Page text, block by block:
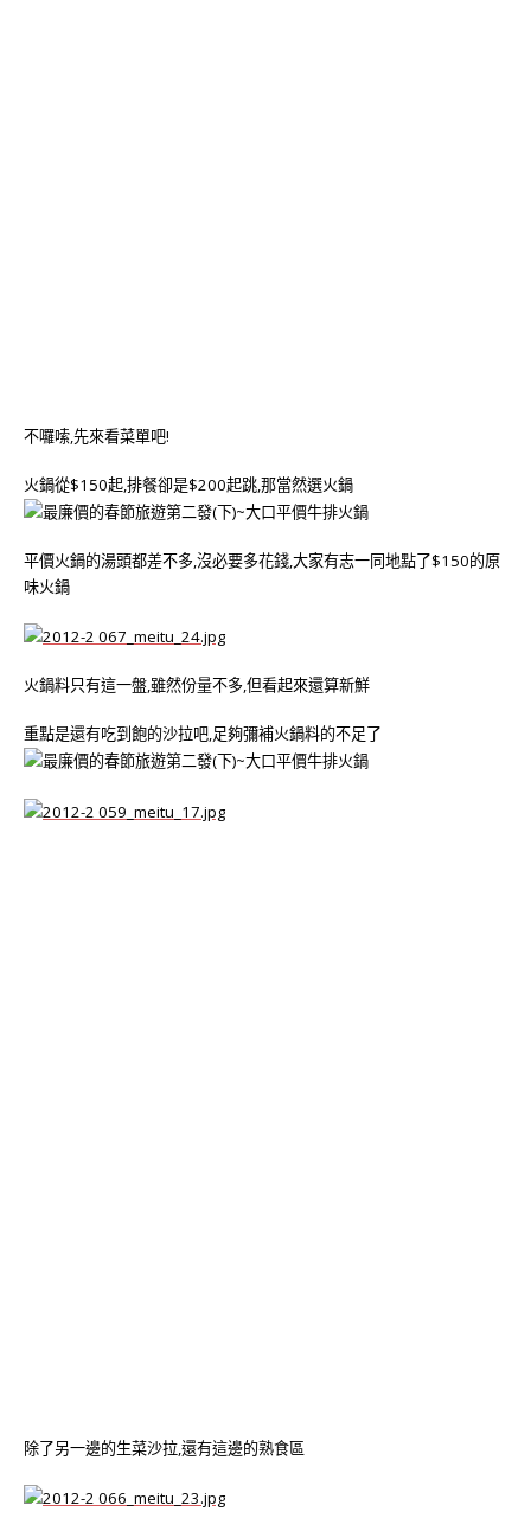
不囉嗦,先來看菜單吧!
火鍋從$150起,排餐卻是$200起跳,那當然選火鍋
平價火鍋的湯頭都差不多,沒必要多花錢,大家有志一同地點了$150的原
味火鍋
火鍋料只有這一盤,雖然份量不多,但看起來還算新鮮
重點是還有吃到飽的沙拉吧,足夠彌補火鍋料的不足了
除了另一邊的生菜沙拉,還有這邊的熟食區